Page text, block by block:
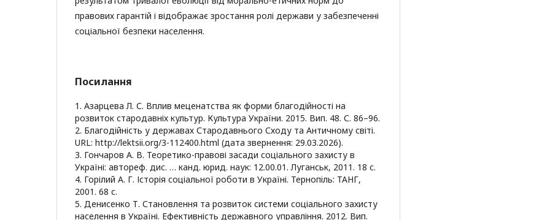
правових гарантій і відображає зростання ролі держави у забезпеченні
соціальної безпеки населення.
Посилання
1. Азарцева Л. С. Вплив меценатства як форми благодійності на
розвиток стародавніх культур. Культура України. 2015. Вип. 48. С. 86–96.
2. Благодійність у державах Стародавнього Сходу та Античному світі.
URL: http://lektsii.org/3-112400.html (дата звернення: 29.03.2026).
3. Гончаров А. В. Теоретико-правові засади соціального захисту в
Україні: автореф. дис. … канд. юрид. наук: 12.00.01. Луганськ, 2011. 18 с.
4. Горілий А. Г. Історія соціальної роботи в Україні. Тернопіль: ТАНГ,
2001. 68 с.
5. Денисенко Т. Становлення та розвиток системи соціального захисту
населення в Україні. Ефективність державного управління. 2012. Вип.